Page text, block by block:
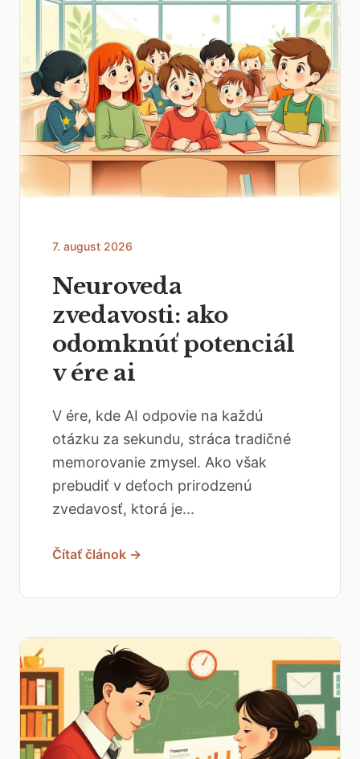
7. august 2026
Neuroveda
zvedavosti: ako
odomknúť potenciál
v ére ai
V ére, kde AI odpovie na každú
otázku za sekundu, stráca tradičné
memorovanie zmysel. Ako však
prebudiť v deťoch prirodzenú
zvedavosť, ktorá je...
Čítať článok →